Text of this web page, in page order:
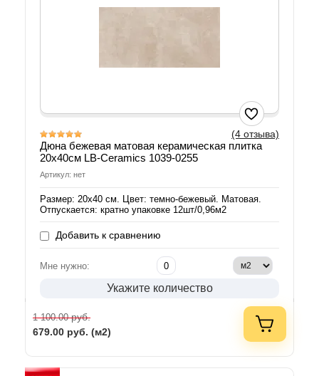
(4 отзыва)
Дюна бежевая матовая керамическая плитка
20х40см LB-Ceramics 1039-0255
Артикул: нет
Размер: 20х40 см. Цвет: темно-бежевый. Матовая.
Отпускается: кратно упаковке 12шт/0,96м2
Добавить к сравнению
Мне нужно:
Укажите количество
1 100.00руб.
679.00 руб. (м2)